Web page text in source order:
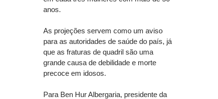
anos.
As projeções servem como um aviso
para as autoridades de saúde do país, já
que as fraturas de quadril são uma
grande causa de debilidade e morte
precoce em idosos.
Para Ben Hur Albergaria, presidente da